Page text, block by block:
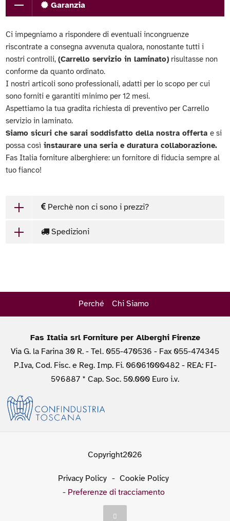
Garanzia
Ci impegniamo a rispondere di eventuali incongruenze
riscontrate a consegna avvenuta qualora, nonostante tutti i
nostri controlli,(Carrello servizio in laminato) risultasse non
conforme da quanto ordinato.
I nostri articoli sono professionali, adatti per lo scopo per cui
sono forniti e garantiti minimo per 12 mesi.
Aspettiamo la tua gradita richiesta di preventivo per Carrello
servizio in laminato.
Siamo sicuri che sarai soddisfatto della nostra offertae si
possa così instaurare una seria e duratura collaborazione.
Fas Italia forniture alberghiere: un fornitore di fiducia sempre al
tuo fianco!
Perchè non ci sono i prezzi?
Spedizioni
Perché Chi Siamo
Fas Italia srl Forniture per Alberghi Firenze
Via G. la Farina 30 R. - Tel. 055-470536 - Fax 055-474345
P.Iva, Cod. Fisc. e Reg. Imp. Fi. 06061000482 - REA: FI-
596887 * Cap. Soc. 50.000 Euro i.v.
Copyright2026
Privacy Policy - Cookie Policy
- Preferenze di tracciamento